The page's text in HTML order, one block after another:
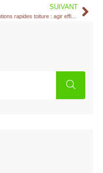
SUIVANT
Solutions rapides toiture : agir efficacement pour limiter les dégâts